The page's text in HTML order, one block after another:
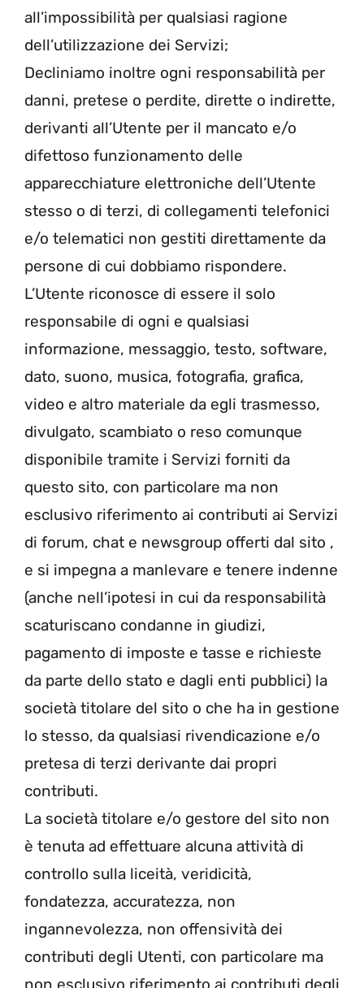
all’impossibilità per qualsiasi ragione
dell’utilizzazione dei Servizi;
Decliniamo inoltre ogni responsabilità per
danni, pretese o perdite, dirette o indirette,
derivanti all’Utente per il mancato e/o
difettoso funzionamento delle
apparecchiature elettroniche dell’Utente
stesso o di terzi, di collegamenti telefonici
e/o telematici non gestiti direttamente da
persone di cui dobbiamo rispondere.
L’Utente riconosce di essere il solo
responsabile di ogni e qualsiasi
informazione, messaggio, testo, software,
dato, suono, musica, fotografia, grafica,
video e altro materiale da egli trasmesso,
divulgato, scambiato o reso comunque
disponibile tramite i Servizi forniti da
questo sito, con particolare ma non
esclusivo riferimento ai contributi ai Servizi
di forum, chat e newsgroup offerti dal sito ,
e si impegna a manlevare e tenere indenne
(anche nell’ipotesi in cui da responsabilità
scaturiscano condanne in giudizi,
pagamento di imposte e tasse e richieste
da parte dello stato e dagli enti pubblici) la
società titolare del sito o che ha in gestione
lo stesso, da qualsiasi rivendicazione e/o
pretesa di terzi derivante dai propri
contributi.
La società titolare e/o gestore del sito non
è tenuta ad effettuare alcuna attività di
controllo sulla liceità, veridicità,
fondatezza, accuratezza, non
ingannevolezza, non offensività dei
contributi degli Utenti, con particolare ma